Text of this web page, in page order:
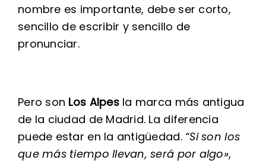
nombre es importante, debe ser corto,
sencillo de escribir y sencillo de
pronunciar.
Pero son Los Alpesla marca más antigua
de la ciudad de Madrid. La diferencia
puede estar en la antigüedad. “Si son los
que más tiempo llevan, será por algo»,